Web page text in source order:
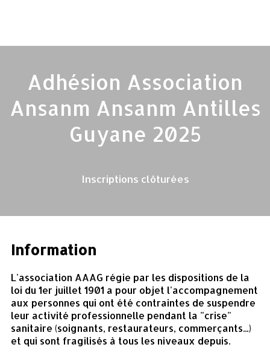
Adhésion Association
Ansanm Ansanm Antilles
Guyane 2025
Inscriptions clôturées
Information
L'association AAAG régie par les dispositions de la
loi du 1er juillet 1901 a pour objet l'accompagnement
aux personnes qui ont été contraintes de suspendre
leur activité professionnelle pendant la "crise"
sanitaire (soignants, restaurateurs, commerçants...)
et qui sont fragilisés à tous les niveaux depuis.